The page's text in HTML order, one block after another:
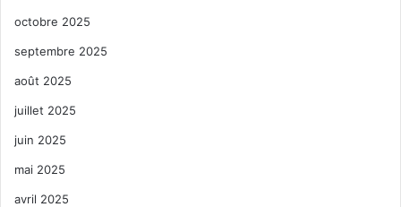
octobre 2025
septembre 2025
août 2025
juillet 2025
juin 2025
mai 2025
avril 2025